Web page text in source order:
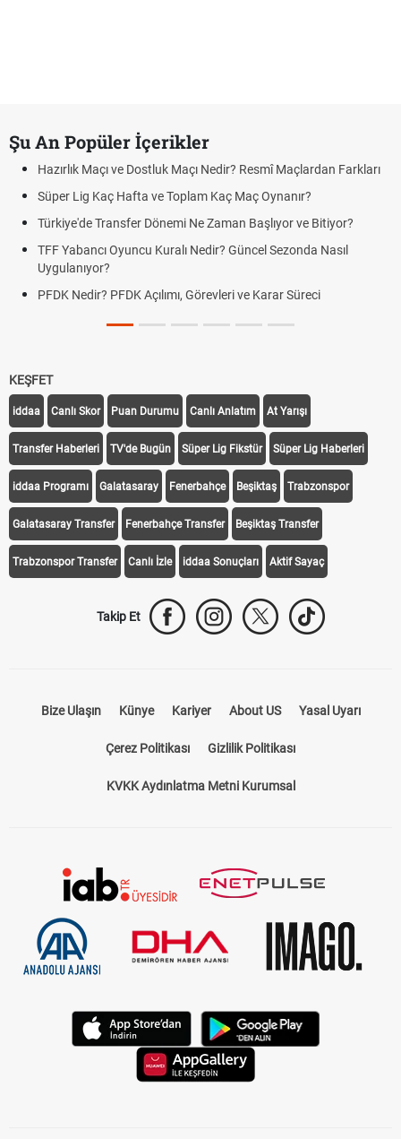
Şu An Popüler İçerikler
Hazırlık Maçı ve Dostluk Maçı Nedir? Resmî Maçlardan Farkları
Süper Lig Kaç Hafta ve Toplam Kaç Maç Oynanır?
Türkiye'de Transfer Dönemi Ne Zaman Başlıyor ve Bitiyor?
TFF Yabancı Oyuncu Kuralı Nedir? Güncel Sezonda Nasıl
Uygulanıyor?
PFDK Nedir? PFDK Açılımı, Görevleri ve Karar Süreci
KEŞFET
iddaa Canlı Skor Puan Durumu Canlı Anlatım At Yarışı
Transfer Haberleri TV'de Bugün Süper Lig Fikstür Süper Lig Haberleri
iddaa Programı Galatasaray Fenerbahçe Beşiktaş Trabzonspor
Galatasaray Transfer Fenerbahçe Transfer Beşiktaş Transfer
Trabzonspor Transfer Canlı İzle iddaa Sonuçları Aktif Sayaç
Takip Et
Bize Ulaşın Künye Kariyer About US Yasal Uyarı
Çerez Politikası Gizlilik Politikası
KVKK Aydınlatma Metni Kurumsal